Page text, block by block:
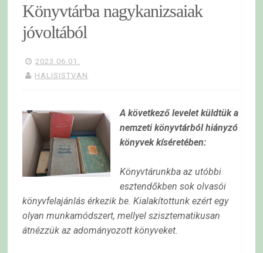
Könyvtárba nagykanizsaiak
jóvoltából
2023.06.01.
HALISISTVAN
A következő levelet küldtük a
nemzeti könyvtárból hiányzó
könyvek kíséretében:
Könyvtárunkba az utóbbi
esztendőkben sok olvasói
könyvfelajánlás érkezik be. Kialakítottunk ezértegy
olyan munkamódszert, mellyel szisztematikusan
átnézzük az adományozott könyveket.